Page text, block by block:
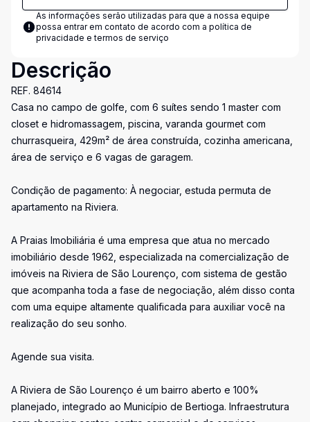
As informações serão utilizadas para que a nossa equipe
possa entrar em contato de acordo com a política de
privacidade e termos de serviço
Descrição
REF. 84614
Casa no campo de golfe, com 6 suítes sendo 1 master com
closet e hidromassagem, piscina, varanda gourmet com
churrasqueira, 429m² de área construída, cozinha americana,
área de serviço e 6 vagas de garagem.
Condição de pagamento: À negociar, estuda permuta de
apartamento na Riviera.
A Praias Imobiliária é uma empresa que atua no mercado
imobiliário desde 1962, especializada na comercialização de
imóveis na Riviera de São Lourenço, com sistema de gestão
que acompanha toda a fase de negociação, além disso conta
com uma equipe altamente qualificada para auxiliar você na
realização do seu sonho.
Agende sua visita.
A Riviera de São Lourenço é um bairro aberto e 100%
planejado, integrado ao Município de Bertioga. Infraestrutura